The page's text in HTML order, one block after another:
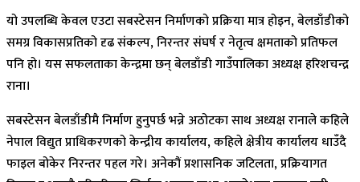
यो उपलब्धि केवल एउटा सबस्टेसन निर्माणको प्रक्रिया मात्र होइन, बेलडाँडीको
समग्र विकासप्रतिको दृढ संकल्प, निरन्तर संघर्ष र नेतृत्व क्षमताको प्रतिफल
पनि हो। यस सफलताका केन्द्रमा छन् बेलडाँडी गाउँपालिका अध्यक्ष हरिशचन्द्र
राना।
सबस्टेसन बेलडाँडीमै निर्माण हुनुपर्छ भन्ने अठोटका साथ अध्यक्ष रानाले कहिले
नेपाल विद्युत प्राधिकरणको केन्द्रीय कार्यालय, कहिले क्षेत्रीय कार्यालय धाउँदै
फाइल बोकेर निरन्तर पहल गरे। अनेकौं प्रशासनिक जटिलता, प्रक्रियागत